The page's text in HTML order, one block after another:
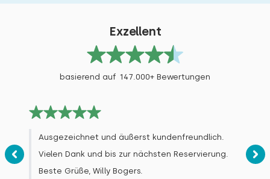
Exzellent
basierend auf 147.000+ Bewertungen
Ausgezeichnet und äußerst kundenfreundlich.
Vielen Dank und bis zur nächsten Reservierung.
Beste Grüße, Willy Bogers.